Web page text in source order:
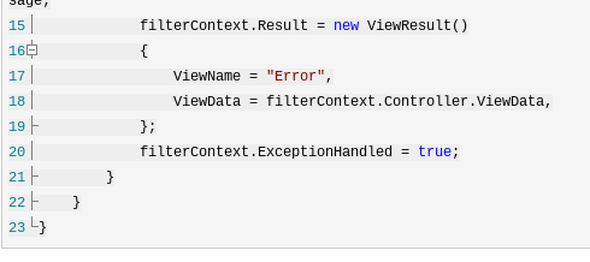
15
filterContext.Result = new ViewResult()
16
{
17
ViewName = "Error",
18
ViewData = filterContext.Controller.ViewData,
19
} ;
20
filterContext.ExceptionHandled = true;
21
}
22
}
23
}